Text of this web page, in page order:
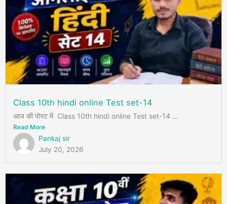
Class 10th hindi online Test set-14
आज की पोस्ट में Class 10th hindi online Test set-14 ...
Read More
Pankaj sir
July 20, 2026